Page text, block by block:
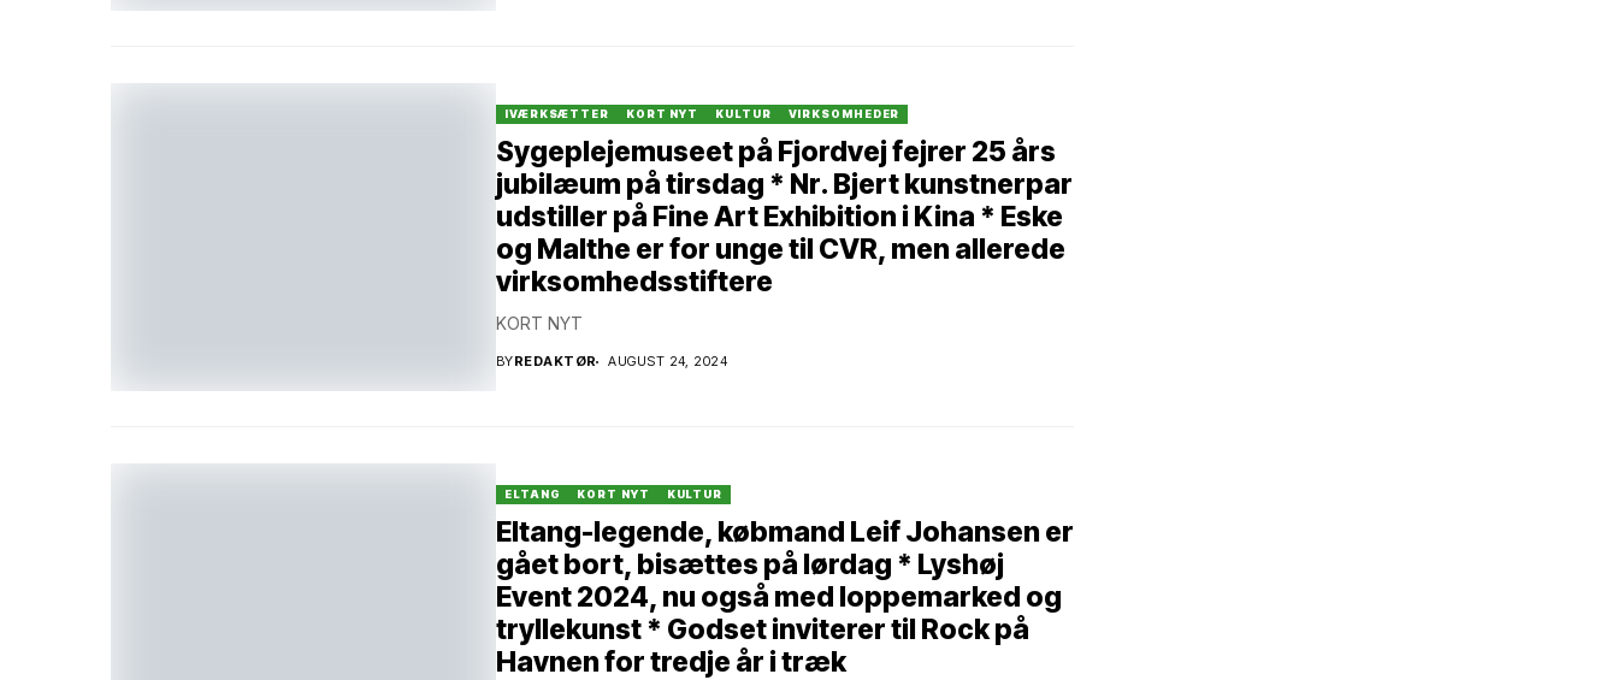
IVÆRKSÆTTER KORT NYT KULTUR VIRKSOMHEDER
Sygeplejemuseet på Fjordvej fejrer 25 års
jubilæum på tirsdag * Nr. Bjert kunstnerpar
udstiller på Fine Art Exhibition i Kina * Eske
og Malthe er for unge til CVR, men allerede
virksomhedsstiftere
KORT NYT
BYREDAKTØR AUGUST 24, 2024
ELTANG KORT NYT KULTUR
Eltang-legende, købmand Leif Johansen er
gået bort, bisættes på lørdag * Lyshøj
Event 2024, nu også med loppemarked og
tryllekunst * Godset inviterer til Rock på
Havnen for tredje år i træk